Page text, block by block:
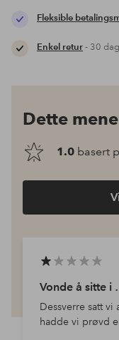
Fleksible
Enkel retur- 30
Dette
1.0 basert
Vonde å sitte i
Dessverre satt
hadde vi prøvd